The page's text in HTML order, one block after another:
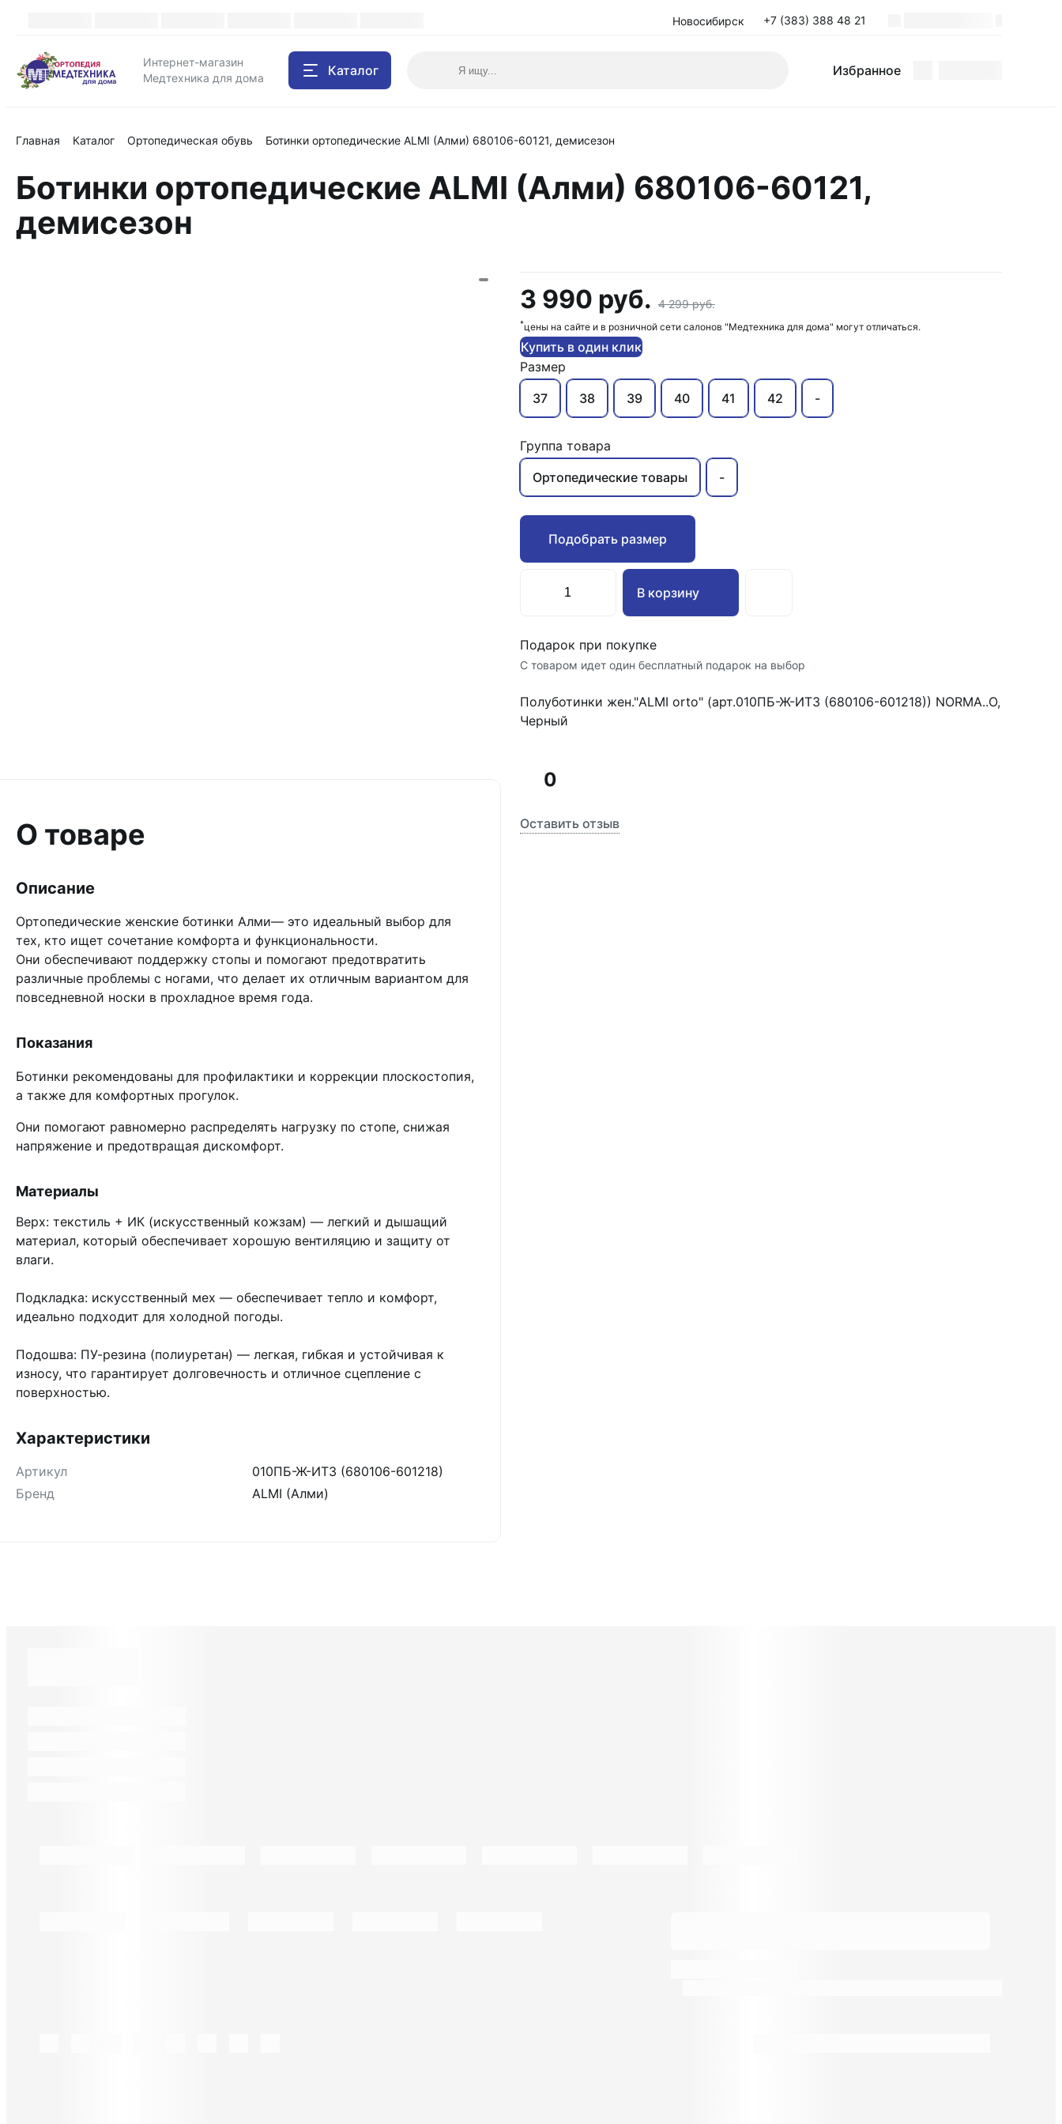
Новосибирск +7 (383) 388 48 21
Интернет-магазин
Медтехника для дома
Каталог Избранное
Главная Каталог Ортопедическая обувь Ботинки ортопедические ALMI (Алми) 680106-60121, демисезон
Ботинки ортопедические ALMI (Алми) 680106-60121,
демисезон
3 990 руб. 4 299 руб.
*цены на сайте и в розничной сети салонов "Медтехника для дома" могут отличаться.
Купить в один клик
Размер
37
38 39 40 41 42 -
Группа товара
Ортопедические товары
-
Подобрать размер
В корзину
Подарок при покупке
С товаром идет один бесплатный подарок на выбор
Полуботинки жен."ALMI orto" (арт.010ПБ-Ж-ИТ3 (680106-601218)) NORMA..О,
Черный
0
Оставить отзыв
О товаре
Описание
Ортопедические женские ботинки Алми— это идеальный выбор для
тех, кто ищет сочетание комфорта и функциональности.
Они обеспечивают поддержку стопы и помогают предотвратить
различные проблемы с ногами, что делает их отличным вариантом для
повседневной носки в прохладное время года.
Показания
Ботинки рекомендованы для профилактики и коррекции плоскостопия,
а также для комфортных прогулок.
Они помогают равномерно распределять нагрузку по стопе, снижая
напряжение и предотвращая дискомфорт.
Материалы
Верх: текстиль + ИК (искусственный кожзам) — легкий и дышащий
материал, который обеспечивает хорошую вентиляцию и защиту от
влаги.
Подкладка: искусственный мех — обеспечивает тепло и комфорт,
идеально подходит для холодной погоды.
Подошва: ПУ-резина (полиуретан) — легкая, гибкая и устойчивая к
износу, что гарантирует долговечность и отличное сцепление с
поверхностью.
Характеристики
Артикул
010ПБ-Ж-ИТ3 (680106-601218)
Бренд
ALMI (Алми)